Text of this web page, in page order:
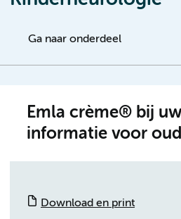
Ga naar onderdeel
Emla crème® bij
informatie voor
Download en print